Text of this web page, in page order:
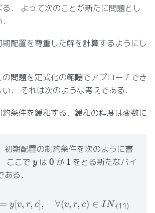
． よって次のことが新たに問題とし
配置を尊重した解を計算するようにし
問題を定式化の範疇でアプローチでき
． それは次のような考えである．
条件を緩和する．緩和の程度は変数に
初期配置の制約条件を次のように書
ここで y は0 か 1 をとる新たなバイ
る．
(11)
r,c ]=y[ v,r c] v,r,c) ∈I NIT